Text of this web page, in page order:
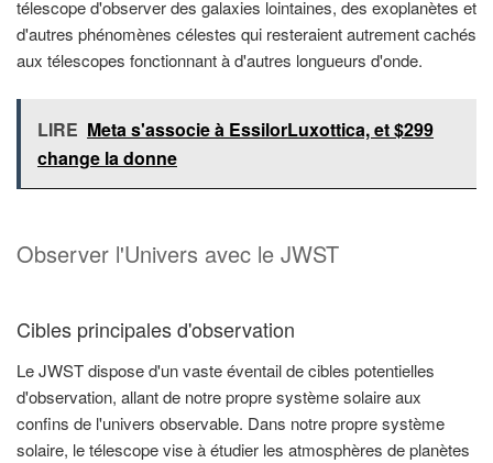
télescope d'observer des galaxies lointaines, des exoplanètes et
d'autres phénomènes célestes qui resteraient autrement cachés
aux télescopes fonctionnant à d'autres longueurs d'onde.
LIRE Meta s'associe à EssilorLuxottica, et $299
change la donne
Observer l'Univers avec le JWST
Cibles principales d'observation
Le JWST dispose d'un vaste éventail de cibles potentielles
d'observation, allant de notre propre système solaire aux
confins de l'univers observable. Dans notre propre système
solaire, le télescope vise à étudier les atmosphères de planètes